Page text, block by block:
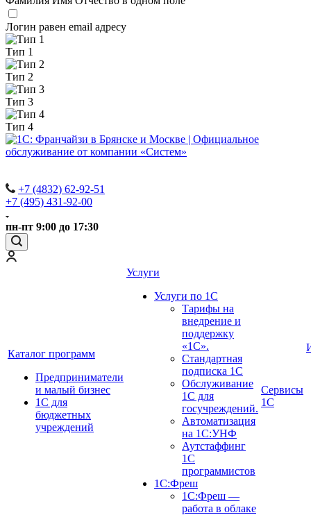
Логин равен email адресу
Тип 1
Тип 2
Тип 3
Тип 4
+7 (4832) 62-92-51
+7 (495) 431-92-00
пн-пт 9:00 до 17:30
Каталог программ
Предприниматели
и малый бизнес
1С для
бюджетных
учреждений
Услуги
Услуги по 1С
Тарифы на
внедрение и
поддержку
«1С».
Стандартная
подписка 1С
Обслуживание
1С для
госучреждений.
Автоматизация
на 1С:УНФ
Аутстаффинг
1С
программистов
1С:Фреш
1С:Фреш —
работа в облаке
Сервисы
1С